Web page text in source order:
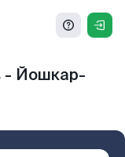
- Йошкар-